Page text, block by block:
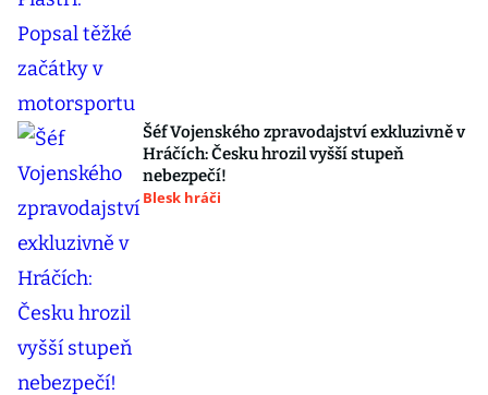
Šéf Vojenského zpravodajství exkluzivně v
Hráčích: Česku hrozil vyšší stupeň
nebezpečí!
Blesk hráči